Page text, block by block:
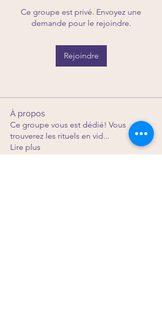
Ce groupe est privé. Envoyez une
demande pour le rejoindre.
Rejoindre
À propos
Ce groupe vous est dédié! Vous
trouverez les rituels en vid...
Lire plus